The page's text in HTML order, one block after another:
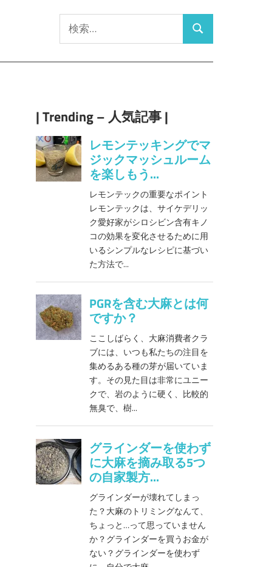
索:
検
| Trending – 人気記事 |